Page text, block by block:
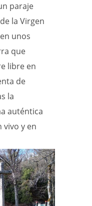
paraje
la Virgen
unos
que
libre en
de
la
auténtica
vivo y en